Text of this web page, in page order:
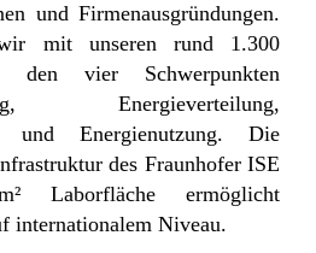
und Firmenausgründungen.
mit unseren rund 1.300
den vier Schwerpunkten
Energieverteilung,
und Energienutzung. Die
des Fraunhofer ISE
ermöglicht
internationalem Niveau.